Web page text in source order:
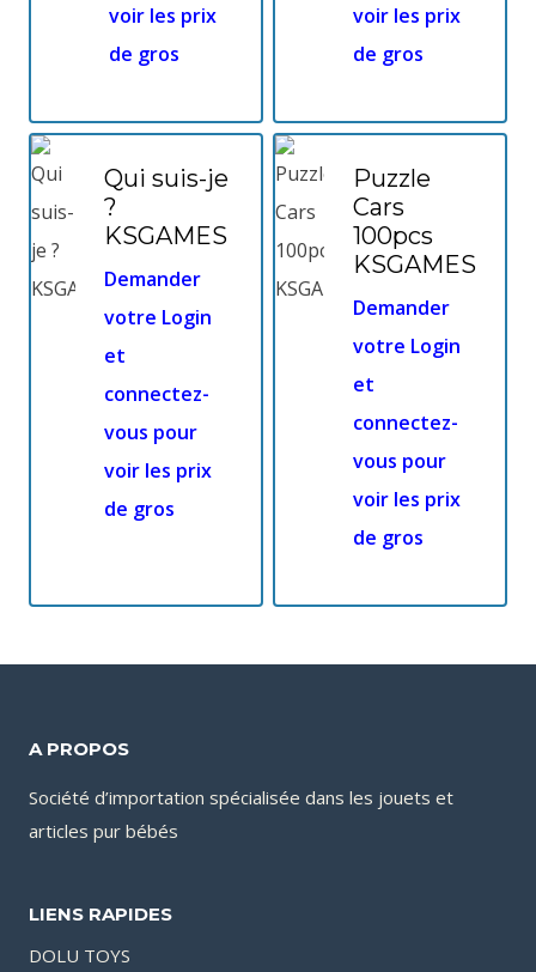
voir les prix
de gros
voir les prix
de gros
Qui suis-je
?
KSGAMES
Demander
votre Login
et
connectez-
vous pour
voir les prix
de gros
Puzzle
Cars
100pcs
KSGAMES
Demander
votre Login
et
connectez-
vous pour
voir les prix
de gros
A PROPOS
Société d’importation spécialisée dans les jouets et
articles pur bébés
LIENS RAPIDES
DOLU TOYS